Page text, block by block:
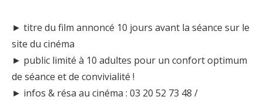
► titre du film annoncé 10 jours avant la séance sur le
site du cinéma
► public limité à 10 adultes pour un confort optimum
de séance et de convivialité !
► infos & résa au cinéma : 03 20 52 73 48 /